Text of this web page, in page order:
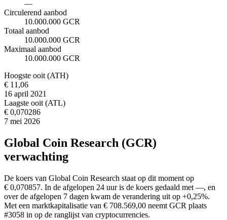
—
Circulerend aanbod
10.000.000 GCR
Totaal aanbod
10.000.000 GCR
Maximaal aanbod
10.000.000 GCR
Hoogste ooit (ATH)
€ 11,06
16 april 2021
Laagste ooit (ATL)
€ 0,070286
7 mei 2026
Global Coin Research (GCR)
verwachting
De koers van Global Coin Research staat op dit moment op
€ 0,070857. In de afgelopen 24 uur is de koers gedaald met —, en
over de afgelopen 7 dagen kwam de verandering uit op +0,25%.
Met een marktkapitalisatie van € 708.569,00 neemt GCR plaats
#3058 in op de ranglijst van cryptocurrencies.